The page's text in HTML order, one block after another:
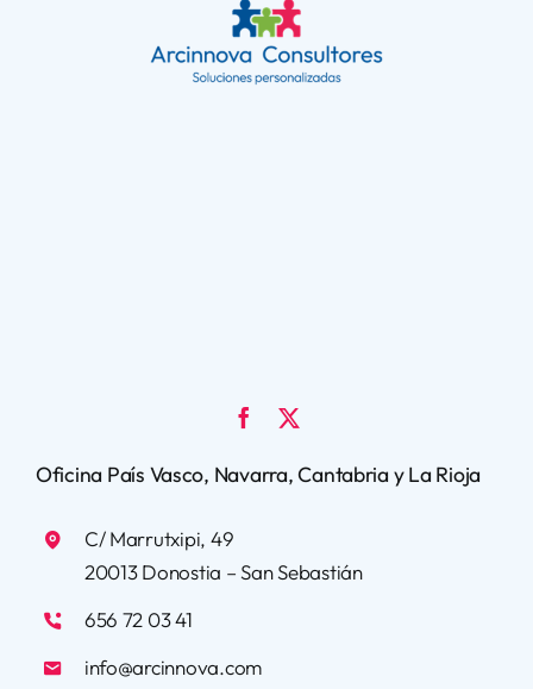
Oficina País Vasco, Navarra, Cantabria y La Rioja
C/ Marrutxipi, 49
20013 Donostia – San Sebastián
656 72 03 41
info@arcinnova.com